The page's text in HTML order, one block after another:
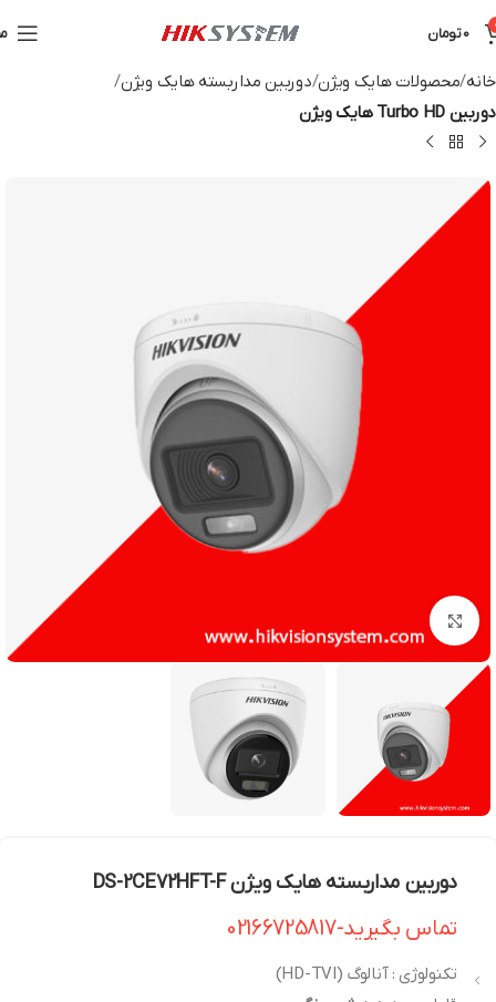
0تومان
خانه محصولات هایک ویژن دوربین مداربسته هایک ویژن
دوربین Turbo HD هایک ویژن
بزرگنمایی تصویر
دوربین مداربسته هایک ویژن DS-2CE72HFT-F
تماس بگیرید-02166725817
تکنولوژی : آنالوگ (HD-TVI)